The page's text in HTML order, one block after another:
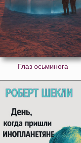
Глаз осьминога